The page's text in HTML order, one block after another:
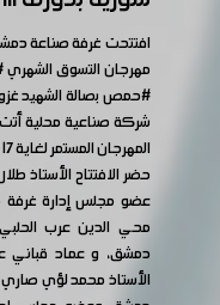
افتتحت غرفة صناعة
مهرجان التسوق الشهري
#حمصبصالة الشهيد
شركة صناعية محلية
المهرجان المستمر لغاية 17 كانون الثاني الجاري.
حضر الافتتاح الأستاذ
عضو مجلس إدارة
محي الدين عرب
دمشق، و عماد قباني
الأستاذ محمد لؤي